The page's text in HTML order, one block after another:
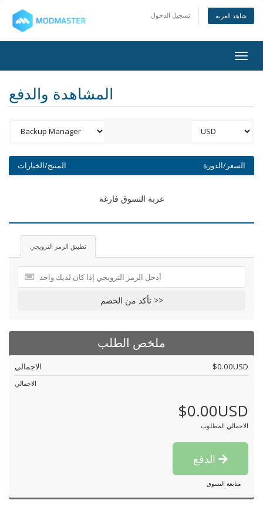
تسجيل الدخول شاهد العربة
المشاهدة والدفع
المنتج/الخيارات السعر/الدورة
عربة التسوق فارغة
تطبيق الرمز الترويجي
تأكد من الخصم >>
ملخص الطلب
الاجمالي $0.00USD
الاجمالي
$0.00USD
الاجمالي المطلوب
متابعة التسوق